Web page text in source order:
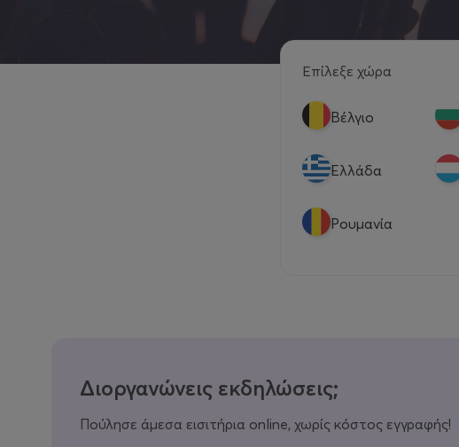
Επίλεξε χώρα
Βέλγιο
Eλλάδα
Ρουμανία
Διοργανώνεις εκδηλώσεις;
Πούλησε άμεσα εισιτήρια online, χωρίς κόστος εγγραφής!